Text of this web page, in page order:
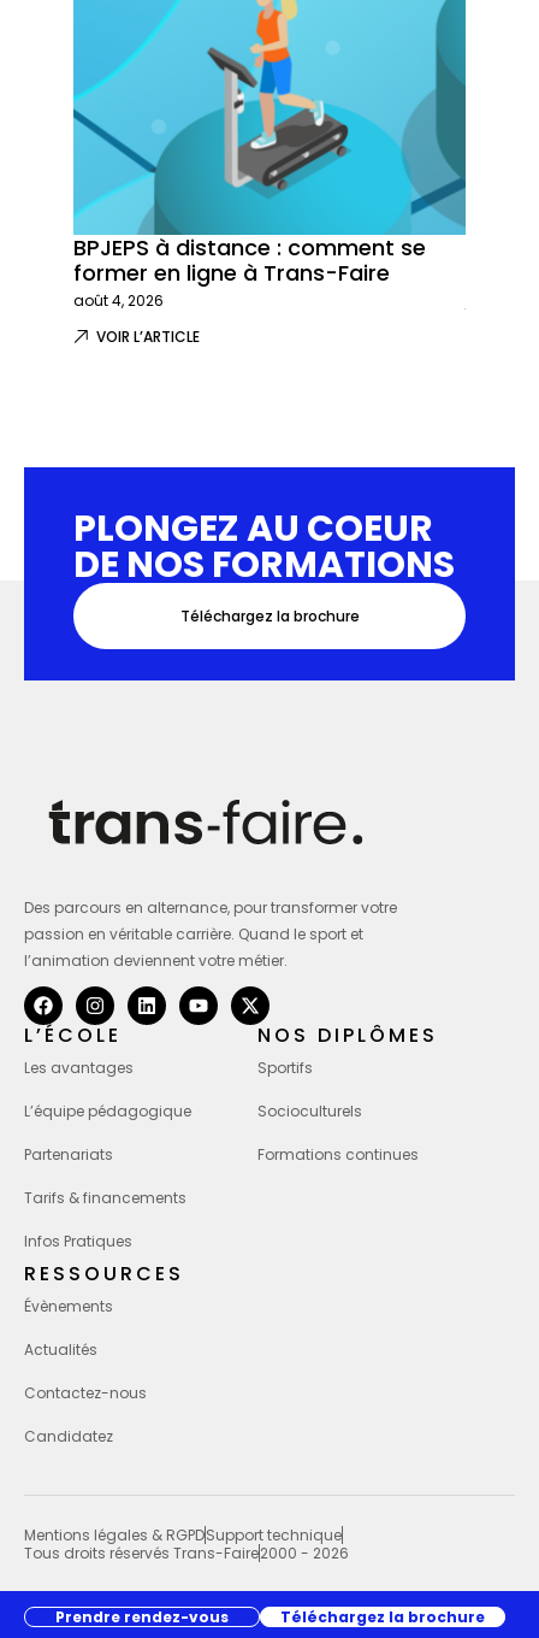
BPJEPS à distance : comment se
former en ligne à Trans-Faire
août 4, 2026
VOIR L’ARTICLE
PLONGEZ AU COEUR
DE NOS FORMATIONS
Téléchargez la brochure
Des parcours en alternance, pour transformer votre
passion en véritable carrière. Quand le sport et
l’animation deviennent votre métier.
L’ÉCOLE
Les avantages
L’équipe pédagogique
Partenariats
Tarifs & financements
Infos Pratiques
NOS DIPLÔMES
Sportifs
Socioculturels
Formations continues
RESSOURCES
Évènements
Actualités
Contactez-nous
Candidatez
Mentions légales & RGPDSupport technique
Tous droits réservés Trans-Faire2000 - 2026
Prendre rendez-vous Téléchargez la brochure